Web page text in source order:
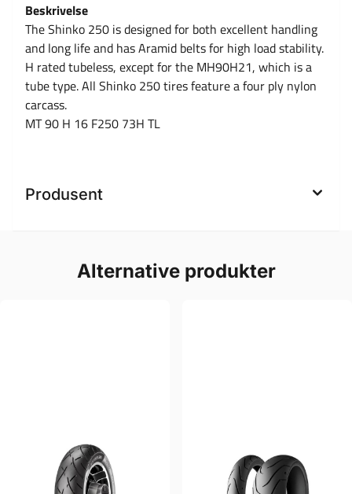
Beskrivelse
The Shinko 250 is designed for both excellent handling
and long life and has Aramid belts for high load stability.
H rated tubeless, except for the MH90H21, which is a
tube type. All Shinko 250 tires feature a four ply nylon
carcass.
MT 90 H 16 F250 73H TL
Produsent
Alternative produkter